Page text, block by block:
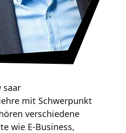
saar
mit Schwerpunkt
verschiedene
wie E-Business,